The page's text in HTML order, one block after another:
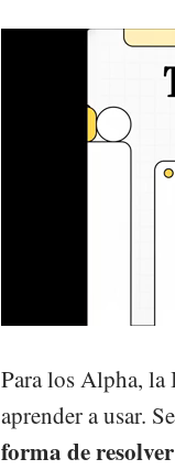
Para los Alpha,
aprender a usar.
forma de